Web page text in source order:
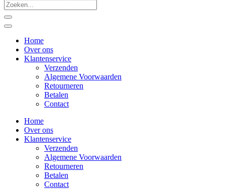
Home
Over ons
Klantenservice
Verzenden
Algemene Voorwaarden
Retourneren
Betalen
Contact
Home
Over ons
Klantenservice
Verzenden
Algemene Voorwaarden
Retourneren
Betalen
Contact